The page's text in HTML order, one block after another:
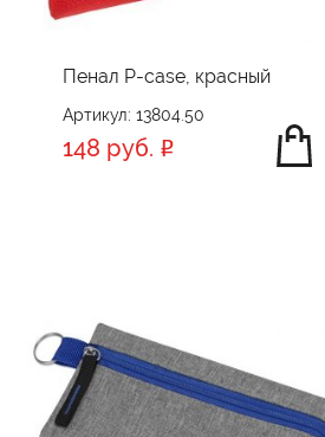
Пенал P-case, красный
Артикул: 13804.50
148 руб.